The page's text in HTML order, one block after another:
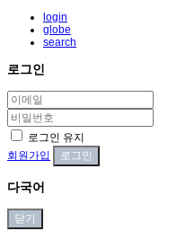
login
globe
search
로그인
로그인 유지
회원가입
다국어
닫기